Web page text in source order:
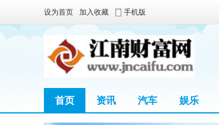
设为首页 加入收藏 手机版
首页 资讯 汽车 娱乐